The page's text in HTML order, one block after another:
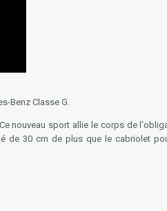
Benz Classe G.
nouveau sport allie le corps de
de 30 cm de plus que le cabriolet